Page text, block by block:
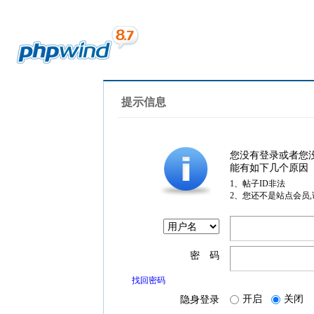
提示信息
您没有登录或者您
能有如下几个原因
1、帖子ID非法
2、您还不是站点会员
密 码
找回密码
隐身登录 开启 关闭